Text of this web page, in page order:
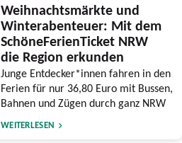
Weihnachtsmärkte und
Winterabenteuer: Mit dem
SchöneFerienTicket NRW
die Region erkunden
Junge Entdecker*innen fahren in den
Ferien für nur 36,80 Euro mit Bussen,
Bahnen und Zügen durch ganz NRW
WEITERLESEN